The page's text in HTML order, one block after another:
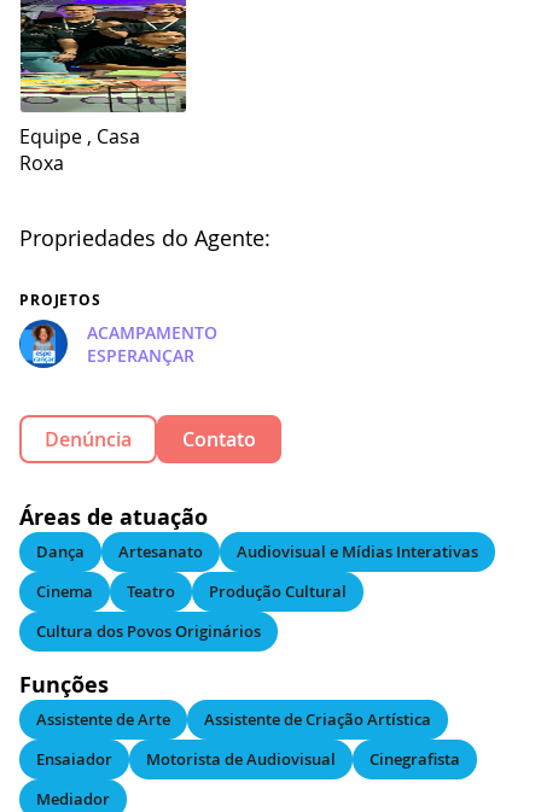
Equipe , Casa
Roxa
Propriedades do Agente:
PROJETOS
ACAMPAMENTO
ESPERANÇAR
Denúncia Contato
Áreas de atuação
Dança Artesanato
Audiovisual e Mídias Interativas
Cinema
Teatro
Produção Cultural
Cultura dos Povos Originários
Funções
Assistente de Arte
Assistente de Criação Artística
Ensaiador
Motorista de Audiovisual
Cinegrafista
Mediador